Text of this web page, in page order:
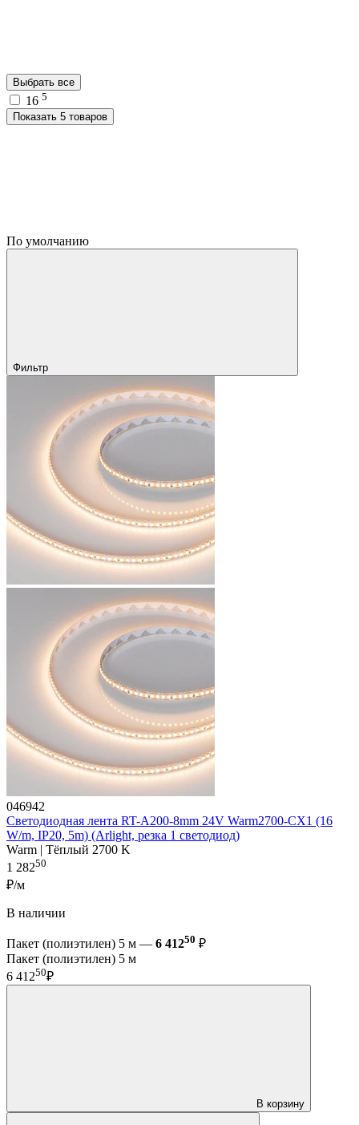
Выбрать все
16 5
Показать 5 товаров
По умолчанию
Фильтр
046942
Светодиодная лента RT-A200-8mm 24V Warm2700-CX1 (16
W/m, IP20, 5m) (Arlight, резка 1 светодиод)
Warm | Тёплый 2700 K
1 28250
₽/м
В наличии
Пакет (полиэтилен) 5 м — 6 41250 ₽
Пакет (полиэтилен) 5 м
6 41250₽
В корзину